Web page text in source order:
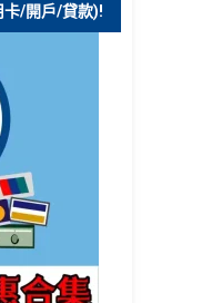
卡/開戶/貸款)!